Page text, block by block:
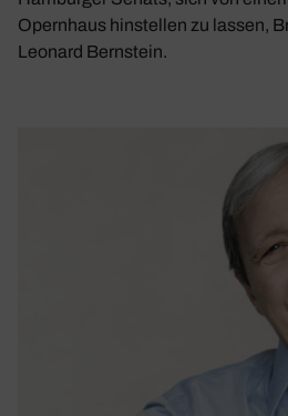
Opernhaus hinstellen zu lassen,
Leonard Bernstein.